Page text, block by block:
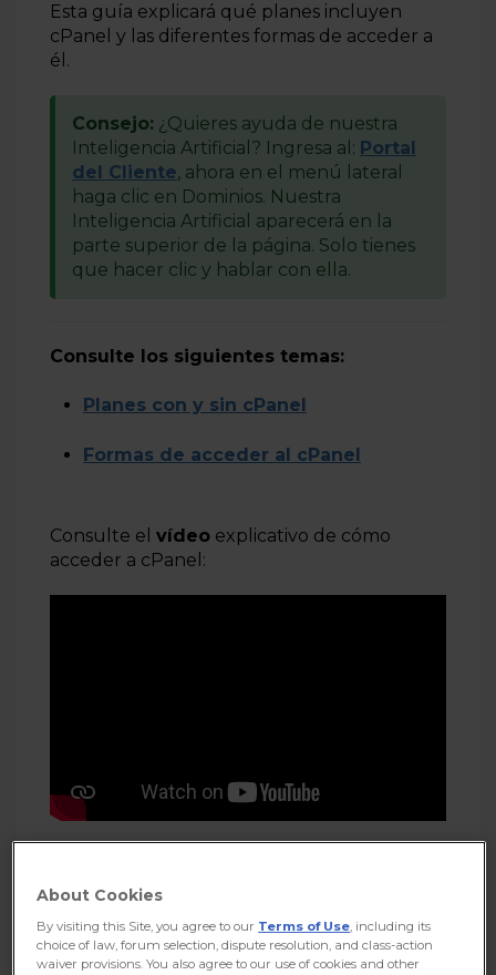
Esta guía explicará qué planes incluyen
cPanel y las diferentes formas de acceder a
él.
Consejo: ¿Quieres ayuda de nuestra
Inteligencia Artificial? Ingresa al: Portal
del Cliente, ahora en el menú lateral
haga clic en Dominios. Nuestra
Inteligencia Artificial aparecerá en la
parte superior de la página. Solo tienes
que hacer clic y hablar con ella.
Consulte los siguientes temas:
Planes con y sin cPanel
Formas de acceder al cPanel
Consulte el vídeo explicativo de cómo
acceder a cPanel:
Planes con y sin cPanel
About Cookies
By visiting this Site, you agree to our Terms of Use, including its
choice of law, forum selection, dispute resolution, and class-action
waiver provisions. You also agree to our use of cookies and other